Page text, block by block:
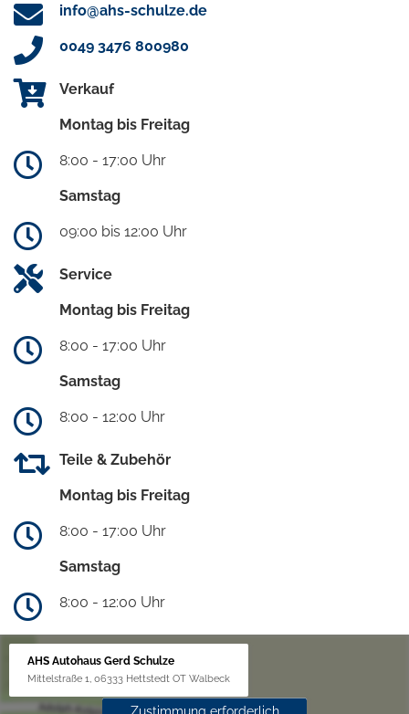
info@ahs-schulze.de
0049 3476 800980
Verkauf
Montag bis Freitag
8:00 - 17:00 Uhr
Samstag
09:00 bis 12:00 Uhr
Service
Montag bis Freitag
8:00 - 17:00 Uhr
Samstag
8:00 - 12:00 Uhr
Teile & Zubehör
Montag bis Freitag
8:00 - 17:00 Uhr
Samstag
8:00 - 12:00 Uhr
AHS Autohaus Gerd Schulze
Mittelstraße 1, 06333 Hettstedt OT Walbeck
Zustimmung erforderlich